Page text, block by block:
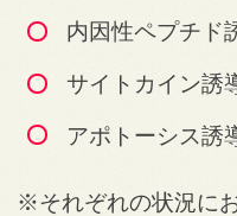
内因性ペプチド
サイトカイン誘
アポトーシス誘
※それぞれの状況に